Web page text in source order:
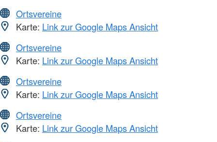
Ortsvereine
Karte: Link zur Google Maps Ansicht
Ortsvereine
Karte: Link zur Google Maps Ansicht
Ortsvereine
Karte: Link zur Google Maps Ansicht
Ortsvereine
Karte: Link zur Google Maps Ansicht